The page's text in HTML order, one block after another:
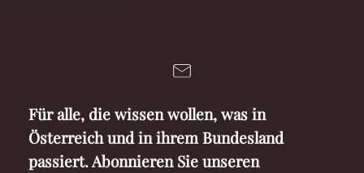
Für alle, die wissen wollen, was in
Österreich und in ihrem Bundesland
passiert. Abonnieren Sie unseren